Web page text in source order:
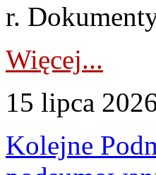
r.
Więcej...
15 lipca
Kolejne